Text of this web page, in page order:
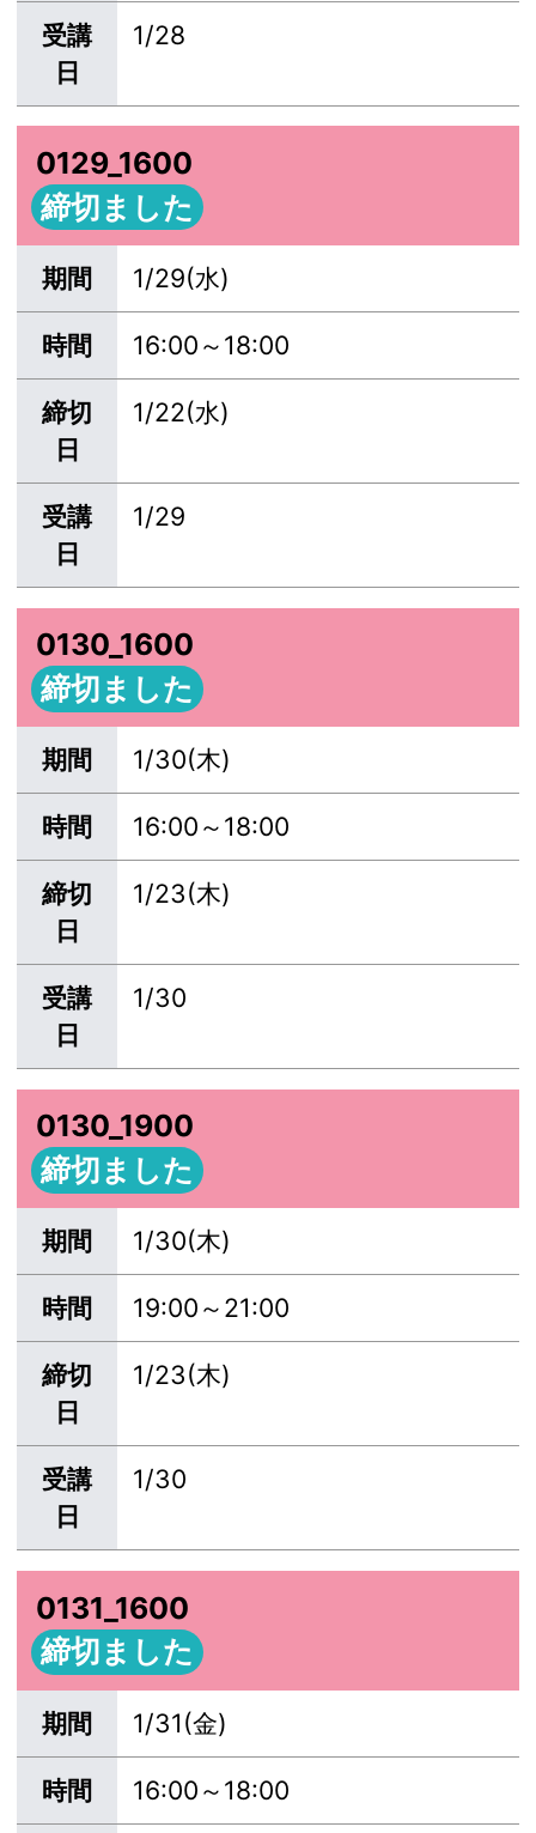
受講
日
1/28
0129_1600
締切ました
期間 1/29(水)
時間 16:00～18:00
締切
日
1/22(水)
受講
日
1/29
0130_1600
締切ました
期間 1/30(木)
時間 16:00～18:00
締切
日
1/23(木)
受講
日
1/30
0130_1900
締切ました
期間 1/30(木)
時間 19:00～21:00
締切
日
1/23(木)
受講
日
1/30
0131_1600
締切ました
期間 1/31(金)
時間 16:00～18:00